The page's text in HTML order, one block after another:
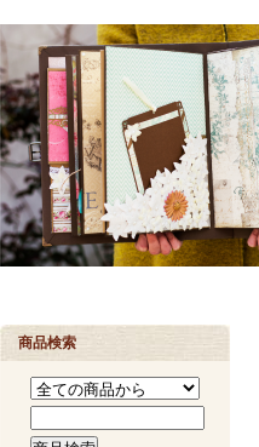
商品検索